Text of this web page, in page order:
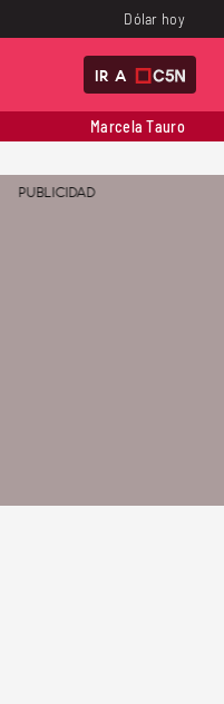
Dólar hoy
IR A
Marcela Tauro